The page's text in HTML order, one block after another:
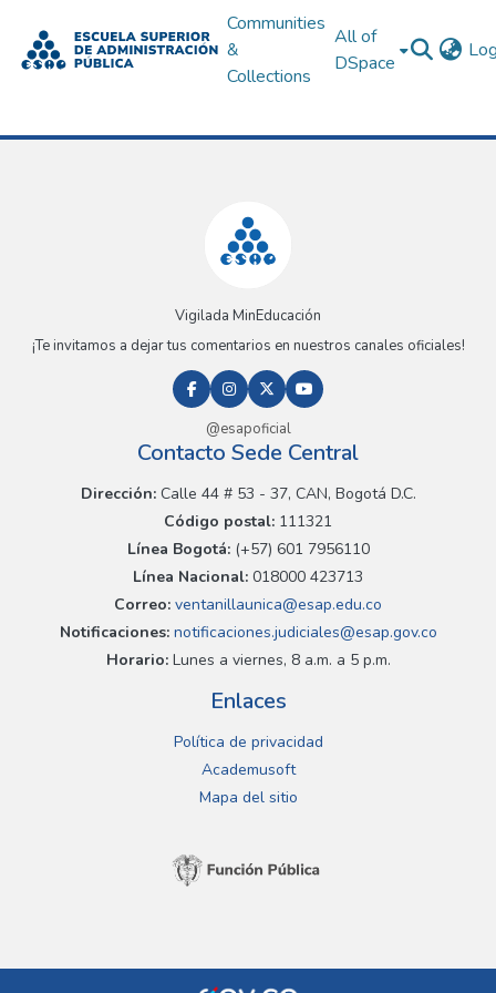
Communities
&
Collections
All of
DSpace
Vigilada MinEducación
¡Te invitamos a dejar tus comentarios en nuestros canales oficiales!
@esapoficial
Contacto Sede Central
Dirección:Calle 44 # 53 - 37, CAN, Bogotá D.C.
Código postal: 111321
Línea Bogotá:(+57) 601 7956110
Línea Nacional: 018000 423713
Correo: ventanillaunica@esap.edu.co
Notificaciones:notificaciones.judiciales@esap.gov.co
Horario:Lunes a viernes, 8 a.m. a 5 p.m.
Enlaces
Política de privacidad
Academusoft
Mapa del sitio